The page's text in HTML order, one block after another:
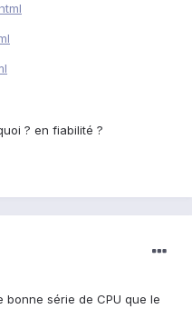
? en fiabilité ?
bonne série de CPU que le